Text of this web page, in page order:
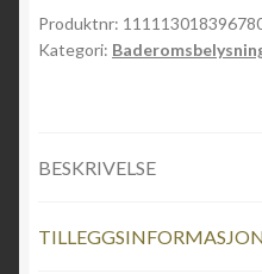
Produktnr:
Kategori:
BESKRIVELSE